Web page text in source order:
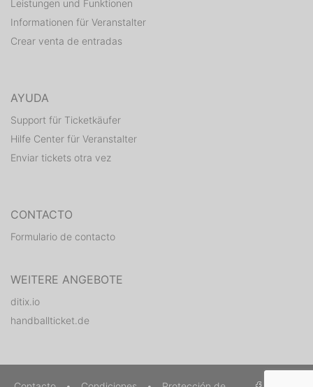
Leistungen und Funktionen
Informationen für Veranstalter
Crear venta de entradas
AYUDA
Support für Ticketkäufer
Hilfe Center für Veranstalter
Enviar tickets otra vez
CONTACTO
Formulario de contacto
WEITERE ANGEBOTE
ditix.io
handballticket.de